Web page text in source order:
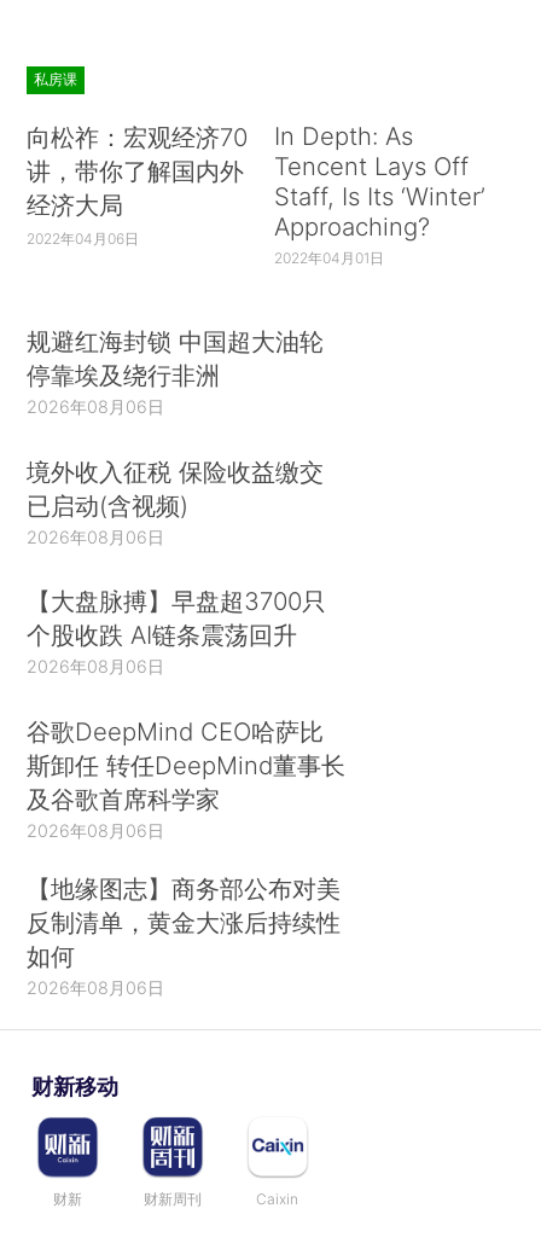
私房课
向松祚：宏观经济70
讲，带你了解国内外
经济大局
2022年04月06日
In Depth: As
Tencent Lays Off
Staff, Is Its ‘Winter’
Approaching?
2022年04月01日
规避红海封锁 中国超大油轮
停靠埃及绕行非洲
2026年08月06日
境外收入征税 保险收益缴交
已启动(含视频)
2026年08月06日
【大盘脉搏】早盘超3700只
个股收跌 AI链条震荡回升
2026年08月06日
谷歌DeepMind CEO哈萨比
斯卸任 转任DeepMind董事长
及谷歌首席科学家
2026年08月06日
【地缘图志】商务部公布对美
反制清单，黄金大涨后持续性
如何
2026年08月06日
财新移动
财新 财新周刊 Caixin